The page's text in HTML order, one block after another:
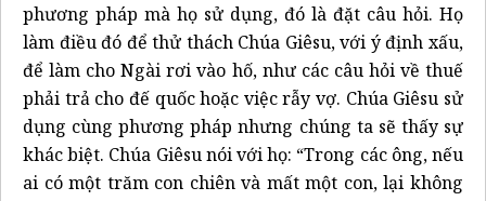
phương pháp mà họ sử dụng, đó là đặt câu hỏi. Họ
làm điều đó để thử thách Chúa Giêsu, với ý định xấu,
để làm cho Ngài rơi vào hố, như các câu hỏi về thuế
phải trả cho đế quốc hoặc việc rẫy vợ. Chúa Giêsu sử
dụng cùng phương pháp nhưng chúng ta sẽ thấy sự
khác biệt. Chúa Giêsu nói với họ: “Trong các ông, nếu
ai có một trăm con chiên và mất một con, lại không